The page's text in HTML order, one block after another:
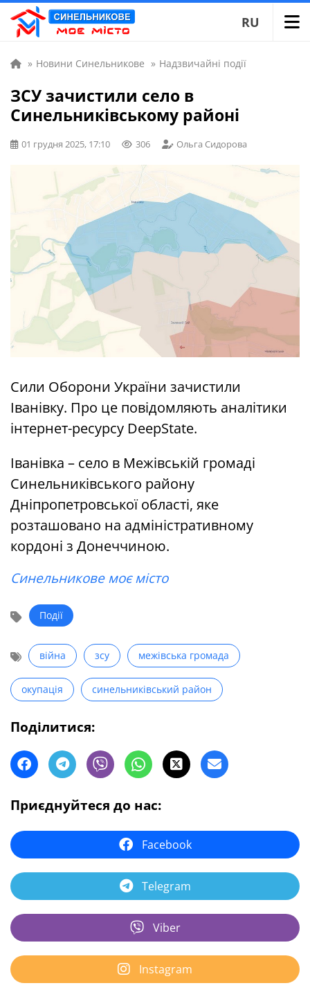
RU
» Новини Синельникове » Надзвичайні події
ЗСУ зачистили село в
Синельниківському районі
01 грудня 2025, 17:10 306 Ольга Сидорова
Сили Оборони України зачистили
Іванівку. Про це повідомляють аналітики
інтернет-ресурсу DeepState.
Іванівка – село в Межівській громаді
Синельниківського району
Дніпропетровської області, яке
розташовано на адміністративному
кордоні з Донеччиною.
Синельникове моє місто
Події
війна зсу межівська громада
окупація синельниківський район
Поділитися:
Приєднуйтеся до нас:
Facebook
Telegram
Viber
Instagram